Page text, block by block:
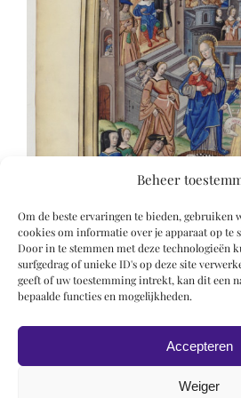
Beheer
Om de beste ervaringen te bieden, gebruiken
cookies om informatie over je apparaat op te
Door in te stemmen met deze technologieën
surfgedrag of unieke ID's op deze site
geeft of uw toestemming intrekt, kan dit een
bepaalde functies en mogelijkheden.
Accepteren
Weiger